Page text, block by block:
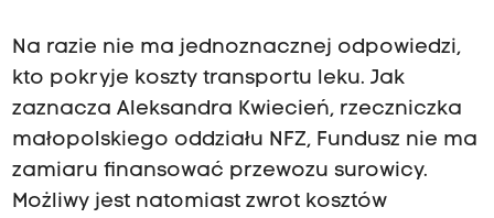
Na razie nie ma jednoznacznej odpowiedzi,
kto pokryje koszty transportu leku. Jak
zaznacza Aleksandra Kwiecień, rzeczniczka
małopolskiego oddziału NFZ, Fundusz nie ma
zamiaru finansować przewozu surowicy.
Możliwy jest natomiast zwrot kosztów